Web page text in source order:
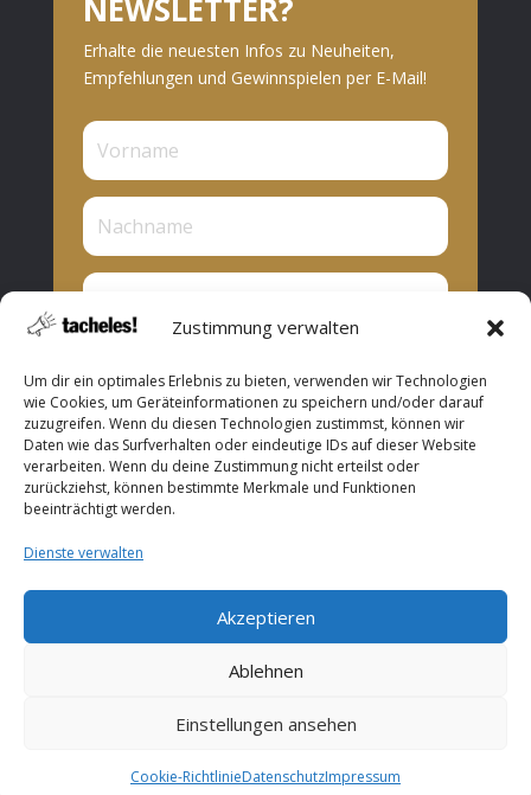
Zustimmung verwalten
Um dir ein optimales Erlebnis zu bieten, verwenden wir Technologien
wie Cookies, um Geräteinformationen zu speichern und/oder darauf
zuzugreifen. Wenn du diesen Technologien zustimmst, können wir
Daten wie das Surfverhalten oder eindeutige IDs auf dieser Website
verarbeiten. Wenn du deine Zustimmung nicht erteilst oder
zurückziehst, können bestimmte Merkmale und Funktionen
beeinträchtigt werden.
Dienste verwalten
Akzeptieren
Ablehnen
Einstellungen ansehen
Cookie-RichtlinieDatenschutzImpressum
NEWSLETTER?
Erhalte die neuesten Infos zu Neuheiten,
Empfehlungen und Gewinnspielen per E-Mail!
Privat
Presse
Abonnieren
Copyright © 2026 ROOF Music. All Rights Reserved.